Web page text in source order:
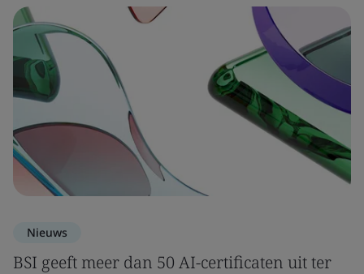
Nieuws
BSI geeft meer dan 50 AI-certificaten uit ter